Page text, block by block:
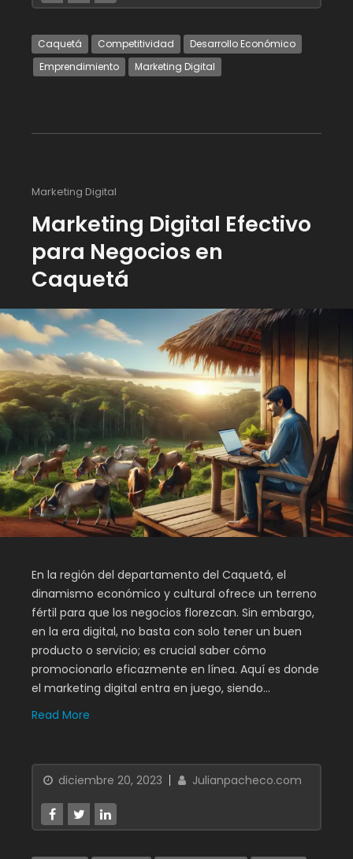
Caquetá Competitividad
Desarrollo Económico
Emprendimiento
Marketing Digital
Marketing Digital
Marketing Digital Efectivo
para Negocios en
Caquetá
En la región del departamento del Caquetá, el
dinamismo económico y cultural ofrece un terreno
fértil para que los negocios florezcan. Sin embargo,
en la era digital, no basta con solo tener un buen
producto o servicio; es crucial saber cómo
promocionarlo eficazmente en línea. Aquí es donde
el marketing digital entra en juego, siendo…
Read More
diciembre 20, 2023 Julianpacheco.com